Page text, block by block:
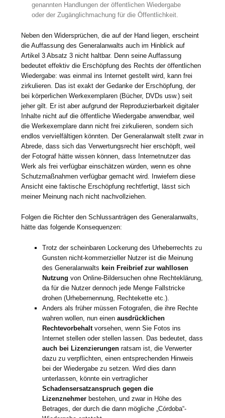
genannten Handlungen der öffentlichen Wiedergabe
oder der Zugänglichmachung für die Öffentlichkeit.
Neben den Widersprüchen, die auf der Hand liegen, erscheint
die Auffassung des Generalanwalts auch im Hinblick auf
Artikel 3 Absatz 3 nicht haltbar. Denn seine Auffassung
bedeutet effektiv die Erschöpfung des Rechts der öffentlichen
Wiedergabe: was einmal ins Internet gestellt wird, kann frei
zirkulieren. Das ist exakt der Gedanke der Erschöpfung, der
bei körperlichen Werkexemplaren (Bücher, DVDs usw.) seit
jeher gilt. Er ist aber aufgrund der Reproduzierbarkeit digitaler
Inhalte nicht auf die öffentliche Wiedergabe anwendbar, weil
die Werkexemplare dann nicht frei zirkulieren, sondern sich
endlos vervielfältigen könnten. Der Generalanwalt stellt zwar in
Abrede, dass sich das Verwertungsrecht hier erschöpft, weil
der Fotograf hätte wissen können, dass Internetnutzer das
Werk als frei verfügbar einschätzen würden, wenn es ohne
Schutzmaßnahmen verfügbar gemacht wird. Inwiefern diese
Ansicht eine faktische Erschöpfung rechtfertigt, lässt sich
meiner Meinung nach nicht nachvollziehen.
Folgen die Richter den Schlussanträgen des Generalanwalts,
hätte das folgende Konsequenzen:
Trotz der scheinbaren Lockerung des Urheberrechts zu
Gunsten nicht-kommerzieller Nutzer ist die Meinung
des Generalanwalts kein Freibrief zur wahllosen
Nutzung von Online-Bildersuchen ohne Rechteklärung,
da für die Nutzer dennoch jede Menge Fallstricke
drohen (Urhebernennung, Rechtekette etc.).
Anders als früher müssen Fotografen, die ihre Rechte
wahren wollen, nun einenausdrücklichen
Rechtevorbehalt vorsehen, wenn Sie Fotos ins
Internet stellen oder stellen lassen. Das bedeutet, dass
auch bei Lizenzierungen ratsam ist, die Verwerter
dazu zu verpflichten, einen entsprechenden Hinweis
bei der Wiedergabe zu setzen. Wird dies dann
unterlassen, könnte ein vertraglicher
Schadensersatzanspruch gegen die
Lizenznehmerbestehen, und zwar in Höhe des
Betrages, der durch die dann mögliche „Córdoba“-